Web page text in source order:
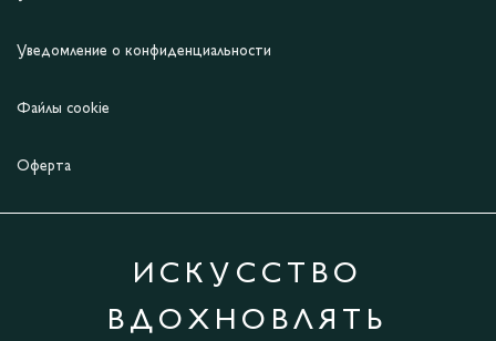
Уведомление о конфиденциальности
Файлы cookie
Оферта
ИСКУССТВО
ВДОХНОВЛЯТЬ